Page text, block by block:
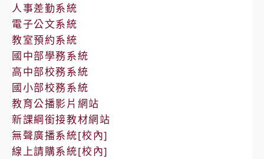
人事差勤系統
電子公文系統
教室預約系統
國中部學務系統
高中部校務系統
國小部校務系統
教育公播影片網站
新課綱銜接教材網站
無聲廣播系統[校內]
線上請購系統[校內]